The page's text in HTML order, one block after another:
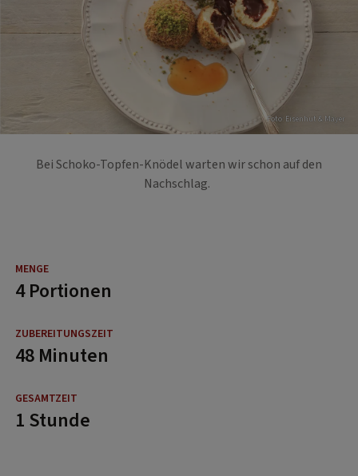
Foto: Eisenhut & Mayer
Bei Schoko-Topfen-Knödel warten wir schon auf den
Nachschlag.
4 Portionen
48 Minuten
1 Stunde